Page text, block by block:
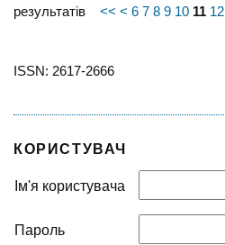
КОРИСТУВАЧ
Ім'я користувача
Пароль
результатів << < 6 7 8 9 10 11 12
ISSN: 2617-2666